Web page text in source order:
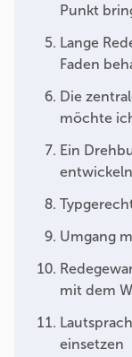
Punkt
Lange
Faden
Die
möchte
Ein
entwickeln
Umgang
mit dem
einsetzen